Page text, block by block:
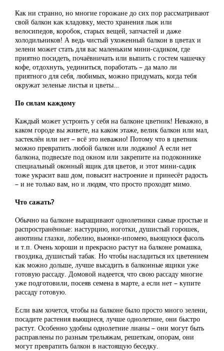
Как ни странно, но многие горожане до сих пор рассматривают
свой балкон как кладовку, место хранения лыж или
велосипедов, коробок, старых вещей, запчастей и даже
холодильников! А ведь чистый ухоженный балкон в цветах и
зелени может стать для вас маленьким мини-садиком, где
приятно посидеть, почаёвничать или выпить с гостем чашечку
кофе, отдохнуть, уединиться, поработать – да мало ли
приятного для себя, любимых, можно придумать, когда тебя
окружат зеленые листья и цветы…
По силам каждому
Каждый может устроить у себя на балконе цветник! Неважно, в
каком городе вы живете, на каком этаже, велик балкон или мал,
застеклён или нет – всё это неважно! Потому что в цветник
можно превратить любой балкон или лоджию! А если нет
балкона, подвесьте под окном или закрепите на подоконнике
специальный оконный ящик для цветов, и этот мини-садик
тоже украсит ваш дом, повысит настроение и принесёт радость
– и не только вам, но и людям, что просто проходят мимо.
Что сажать?
Обычно на балконе выращивают однолетники самые простые и
распространённые: настурцию, ноготки, душистый горошек,
анютины глазки, лобелию, вьюнки-ипомею, вьющуюся фасоль
и т.п. Очень хороши и прекрасно растут на балконе ромашка,
гвоздика, душистый табак. Но чтобы насладиться их цветением
как можно дольше, лучше высадить в балконные ящики уже
готовую рассаду. Домовой надеется, что свою рассаду многие
уже подготовили, посеяв семена в марте, а если нет – купите
рассаду готовую.
Если вам хочется, чтобы на балконе было просто много зелени,
посадите растения вьющиеся, лучше однолетние, они быстро
растут. Особенно удобны однолетние лианы – они могут быть
расправлены по разным трельяжам, решеткам, опорам, они
могут превратить балкон в настоящую беседку.